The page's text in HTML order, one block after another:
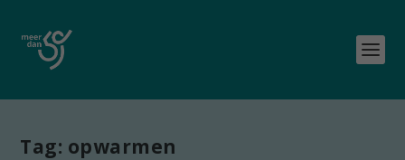
Tag: opwarmen